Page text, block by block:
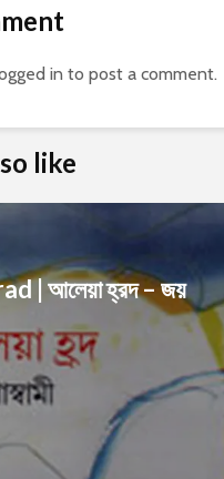
in to post a comment.
like
| আলেয়া হ্রদ – জয়